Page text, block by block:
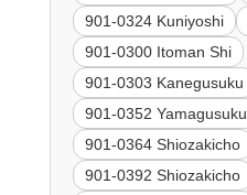
901-0324 Kuniyoshi
901-0300 Itoman Shi
901-0303 Kanegusuku
901-0352 Yamagusuku
901-0364 Shiozakicho
901-0392 Shiozakicho